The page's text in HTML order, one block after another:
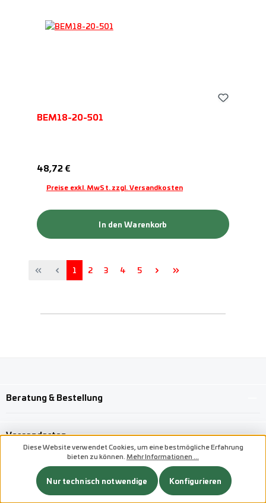
BEM18-20-501
Regulärer Preis:
48,72 €
Preise exkl. MwSt. zzgl. Versandkosten
In den Warenkorb
Seite
1 Seite
2 Seite
3 Seite
4 Seite
5
Beratung & Bestellung
Versandarten
Benutzerdefiniertes Bild 1
Diese Website verwendet Cookies, um eine bestmögliche Erfahrung
bieten zu können. Mehr Informationen ...
Nur technisch notwendige Konfigurieren